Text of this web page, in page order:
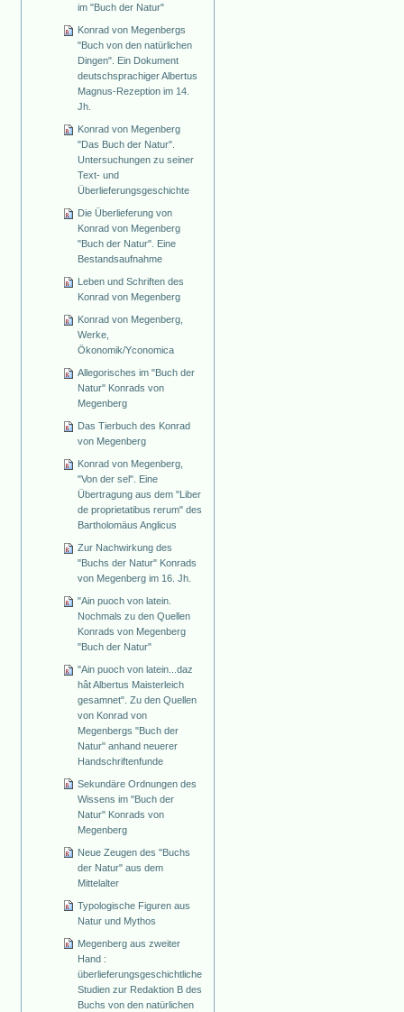
im "Buch der Natur"
Konrad von Megenbergs
"Buch von den natürlichen
Dingen". Ein Dokument
deutschsprachiger Albertus
Magnus-Rezeption im 14.
Jh.
Konrad von Megenberg
"Das Buch der Natur".
Untersuchungen zu seiner
Text- und
Überlieferungsgeschichte
Die Überlieferung von
Konrad von Megenberg
"Buch der Natur". Eine
Bestandsaufnahme
Leben und Schriften des
Konrad von Megenberg
Konrad von Megenberg,
Werke,
Ökonomik/Yconomica
Allegorisches im "Buch der
Natur" Konrads von
Megenberg
Das Tierbuch des Konrad
von Megenberg
Konrad von Megenberg,
"Von der sel". Eine
Übertragung aus dem "Liber
de proprietatibus rerum" des
Bartholomäus Anglicus
Zur Nachwirkung des
"Buchs der Natur" Konrads
von Megenberg im 16. Jh.
"Ain puoch von latein.
Nochmals zu den Quellen
Konrads von Megenberg
"Buch der Natur"
"Ain puoch von latein...daz
hât Albertus Maisterleich
gesamnet". Zu den Quellen
von Konrad von
Megenbergs "Buch der
Natur" anhand neuerer
Handschriftenfunde
Sekundäre Ordnungen des
Wissens im "Buch der
Natur" Konrads von
Megenberg
Neue Zeugen des "Buchs
der Natur" aus dem
Mittelalter
Typologische Figuren aus
Natur und Mythos
Megenberg aus zweiter
Hand :
überlieferungsgeschichtliche
Studien zur Redaktion B des
Buchs von den natürlichen